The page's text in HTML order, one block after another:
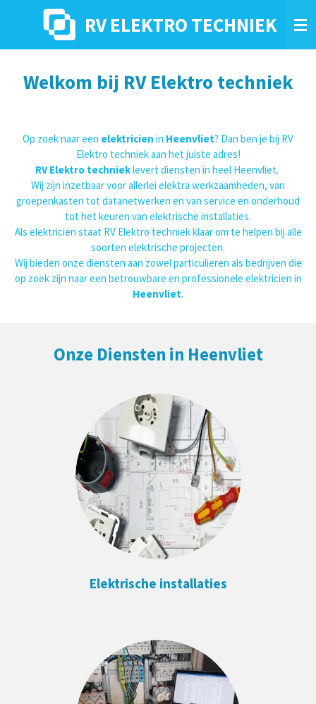
hoofdinhoud
RV ELEKTRO TECHNIEK
Welkom bij RV Elektro techniek
Op zoek naar een elektricien in Heenvliet? Dan ben je bij RV
Elektro techniek aan het juiste adres!
RV Elektro technieklevert diensten in heel Heenvliet.
Wij zijn inzetbaar voor allerlei elektra werkzaamheden, van
groepenkasten tot datanetwerken en van service en onderhoud
tot het keuren van elektrische installaties.
Als elektricien staat RV Elektro techniek klaar om te helpen bij alle
soorten elektrische projecten.
Wij bieden onze diensten aan zowel particulieren als bedrijven die
op zoek zijn naar een betrouwbare en professionele elektricien in
Heenvliet.
Onze Diensten in Heenvliet
Elektrische installaties